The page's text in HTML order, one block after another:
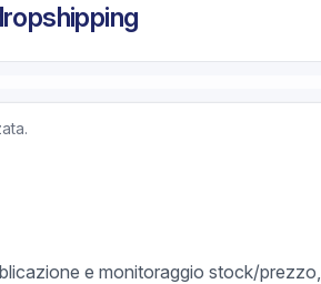
e monitoraggio stock/prezzo,